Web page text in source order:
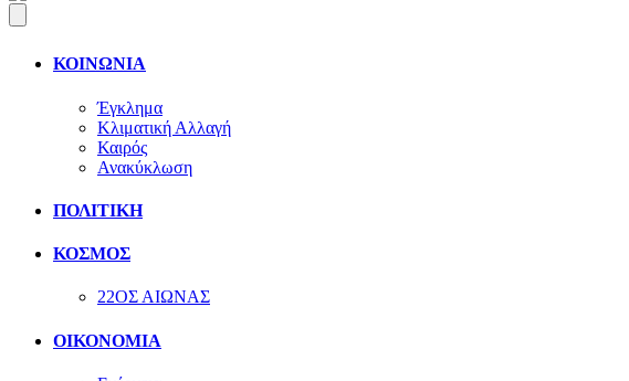
ΚΟΙΝΩΝΙΑ
Έγκλημα
Κλιματική Αλλαγή
Καιρός
Ανακύκλωση
ΠΟΛΙΤΙΚΗ
ΚΟΣΜΟΣ
22ΟΣ ΑΙΩΝΑΣ
ΟΙΚΟΝΟΜΙΑ